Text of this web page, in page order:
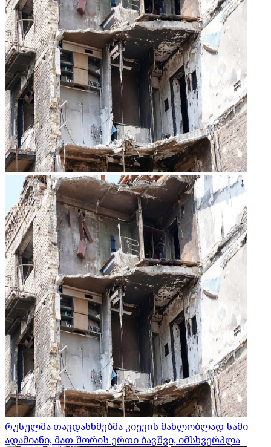
რუსულმა თავდასხმებმა კიევის მახლობლად სამი
ადამიანი, მათ შორის ერთი ბავშვი, იმსხვერპლა